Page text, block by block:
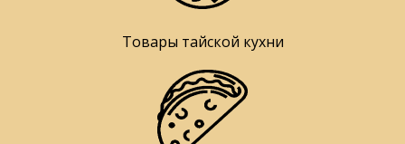
Товары тайской кухни